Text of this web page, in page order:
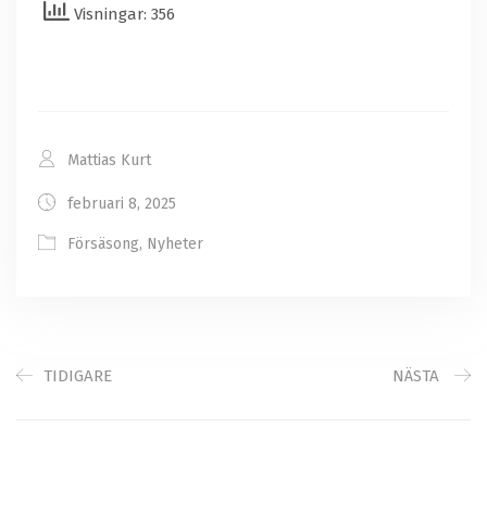
Visningar: 356
Mattias Kurt
februari 8, 2025
Försäsong, Nyheter
TIDIGARE NÄSTA